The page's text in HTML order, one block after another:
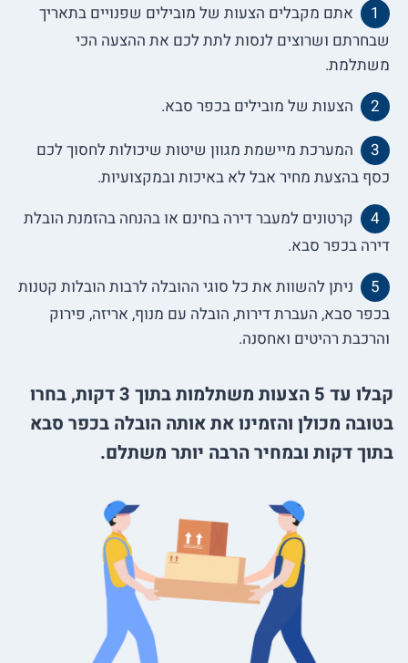
אתם מקבלים הצעות של מובילים שפנויים בתאריך
שבחרתם ושרוצים לנסות לתת לכם את ההצעה הכי
משתלמת.
הצעות של מובילים בכפר סבא.
המערכת מיישמת מגוון שיטות שיכולות לחסוך לכם
כסף בהצעת מחיר אבל לא באיכות ובמקצועיות.
קרטונים למעבר דירה בחינם או בהנחה בהזמנת הובלת
דירה בכפר סבא.
ניתן להשוות את כל סוגי ההובלה לרבות הובלות קטנות
בכפר סבא, העברת דירות, הובלה עם מנוף, אריזה, פירוק
והרכבת רהיטים ואחסנה.
קבלו עד 5 הצעות משתלמות בתוך 3 דקות, בחרו
בטובה מכולן והזמינו את אותה הובלה בכפר סבא
בתוך דקות ובמחיר הרבה יותר משתלם.